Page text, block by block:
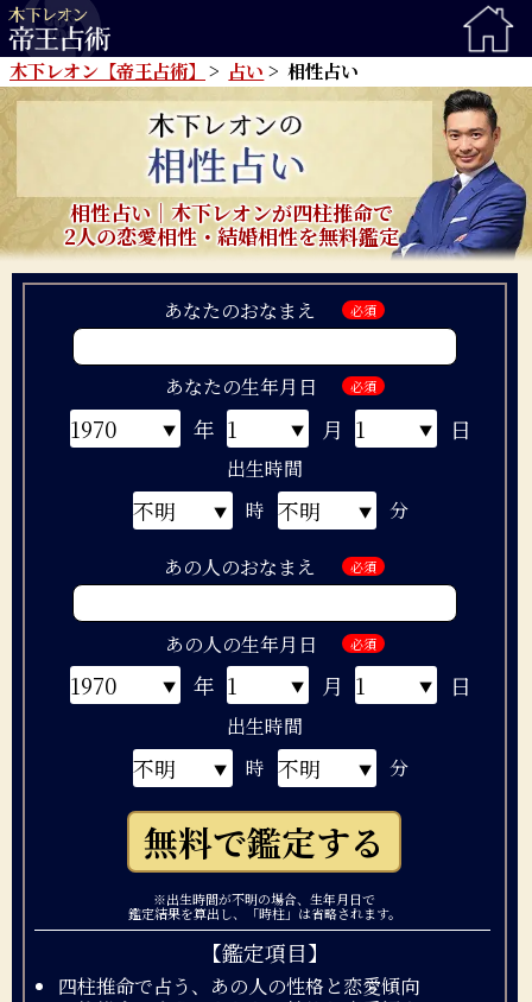
木下レオン【帝王占術】 占い 相性占い
相性占い｜木下レオンが四柱推命で
2人の恋愛相性・結婚相性を無料鑑定
あなたのおなまえ 必須
あなたの生年月日 必須
年 月 日
出生時間
時
分
あの人のおなまえ 必須
あの人の生年月日 必須
年 月 日
出生時間
時
分
無料で鑑定する
※出生時間が不明の場合、生年月日で
鑑定結果を算出し、「時柱」は省略されます。
【鑑定項目】
四柱推命で占う、あの人の性格と恋愛傾向